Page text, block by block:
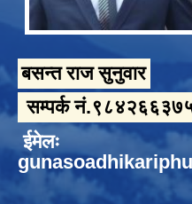
बसन्त राज सुनुवार
सम्पर्क
ईमेलः